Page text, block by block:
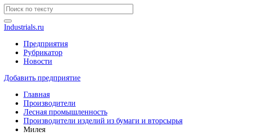
Industrials.ru
Предприятия
Рубрикатор
Новости
Добавить предприятие
Главная
Производители
Лесная промышленность
Производители изделий из бумаги и вторсырья
Милея